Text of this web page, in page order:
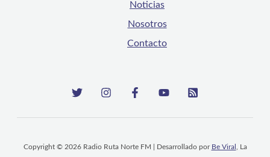
Noticias
Nosotros
Contacto
Copyright © 2026 Radio Ruta Norte FM | Desarrollado por Be Viral , La